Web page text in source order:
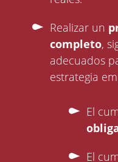
Realizar un
completo,
adecuados
estrategia
El
El